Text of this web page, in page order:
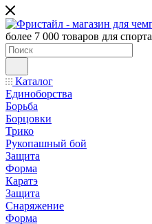
более 7 000 товаров для спорта
Каталог
Единоборства
Борьба
Борцовки
Трико
Рукопашный бой
Защита
Форма
Каратэ
Защита
Снаряжение
Форма